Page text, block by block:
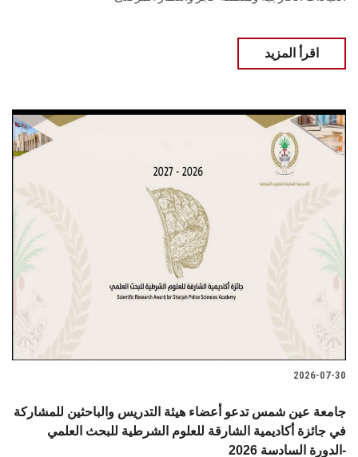
اقرأ المزيد
2026-07-30
جامعة عين شمس تدعو أعضاء هيئة التدريس والباحثين للمشاركة
في جائزة أكاديمية الشارقة للعلوم الشرطية للبحث العلمي
-الدورة السادسة 2026